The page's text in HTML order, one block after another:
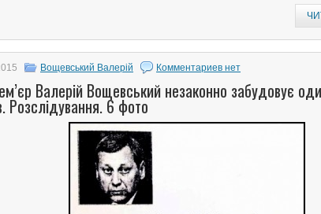
Вощевський Валерій Комментариев нет
Валерій Вощевський незаконно забудовує
Розслідування. 6 фото